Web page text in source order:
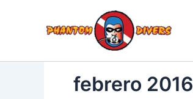
febrero 2016